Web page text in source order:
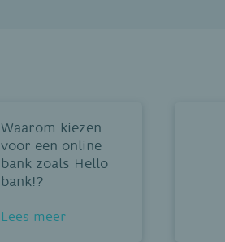
Waarom kiezen
voor een online
bank zoals Hello
bank!?
Lees meer